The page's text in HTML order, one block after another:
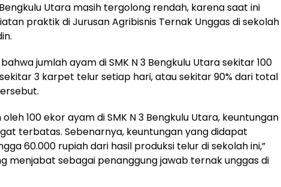
Bengkulu Utara masih tergolong rendah, karena saat ini
praktik di Jurusan Agribisnis Ternak Unggas di sekolah
jumlah ayam di SMK N 3 Bengkulu Utara sekitar 100
3 karpet telur setiap hari, atau sekitar 90% dari total
100 ekor ayam di SMK N 3 Bengkulu Utara, keuntungan
terbatas. Sebenarnya, keuntungan yang didapat
60.000 rupiah dari hasil produksi telur di sekolah ini,”
menjabat sebagai penanggung jawab ternak unggas di